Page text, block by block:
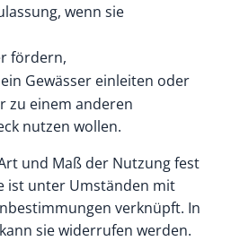
wenn sie
fördern,
Gewässer einleiten oder
zu einem anderen
nutzen wollen.
und Maß der Nutzung fest
ist unter Umständen mit
verknüpft. In
sie widerrufen werden.